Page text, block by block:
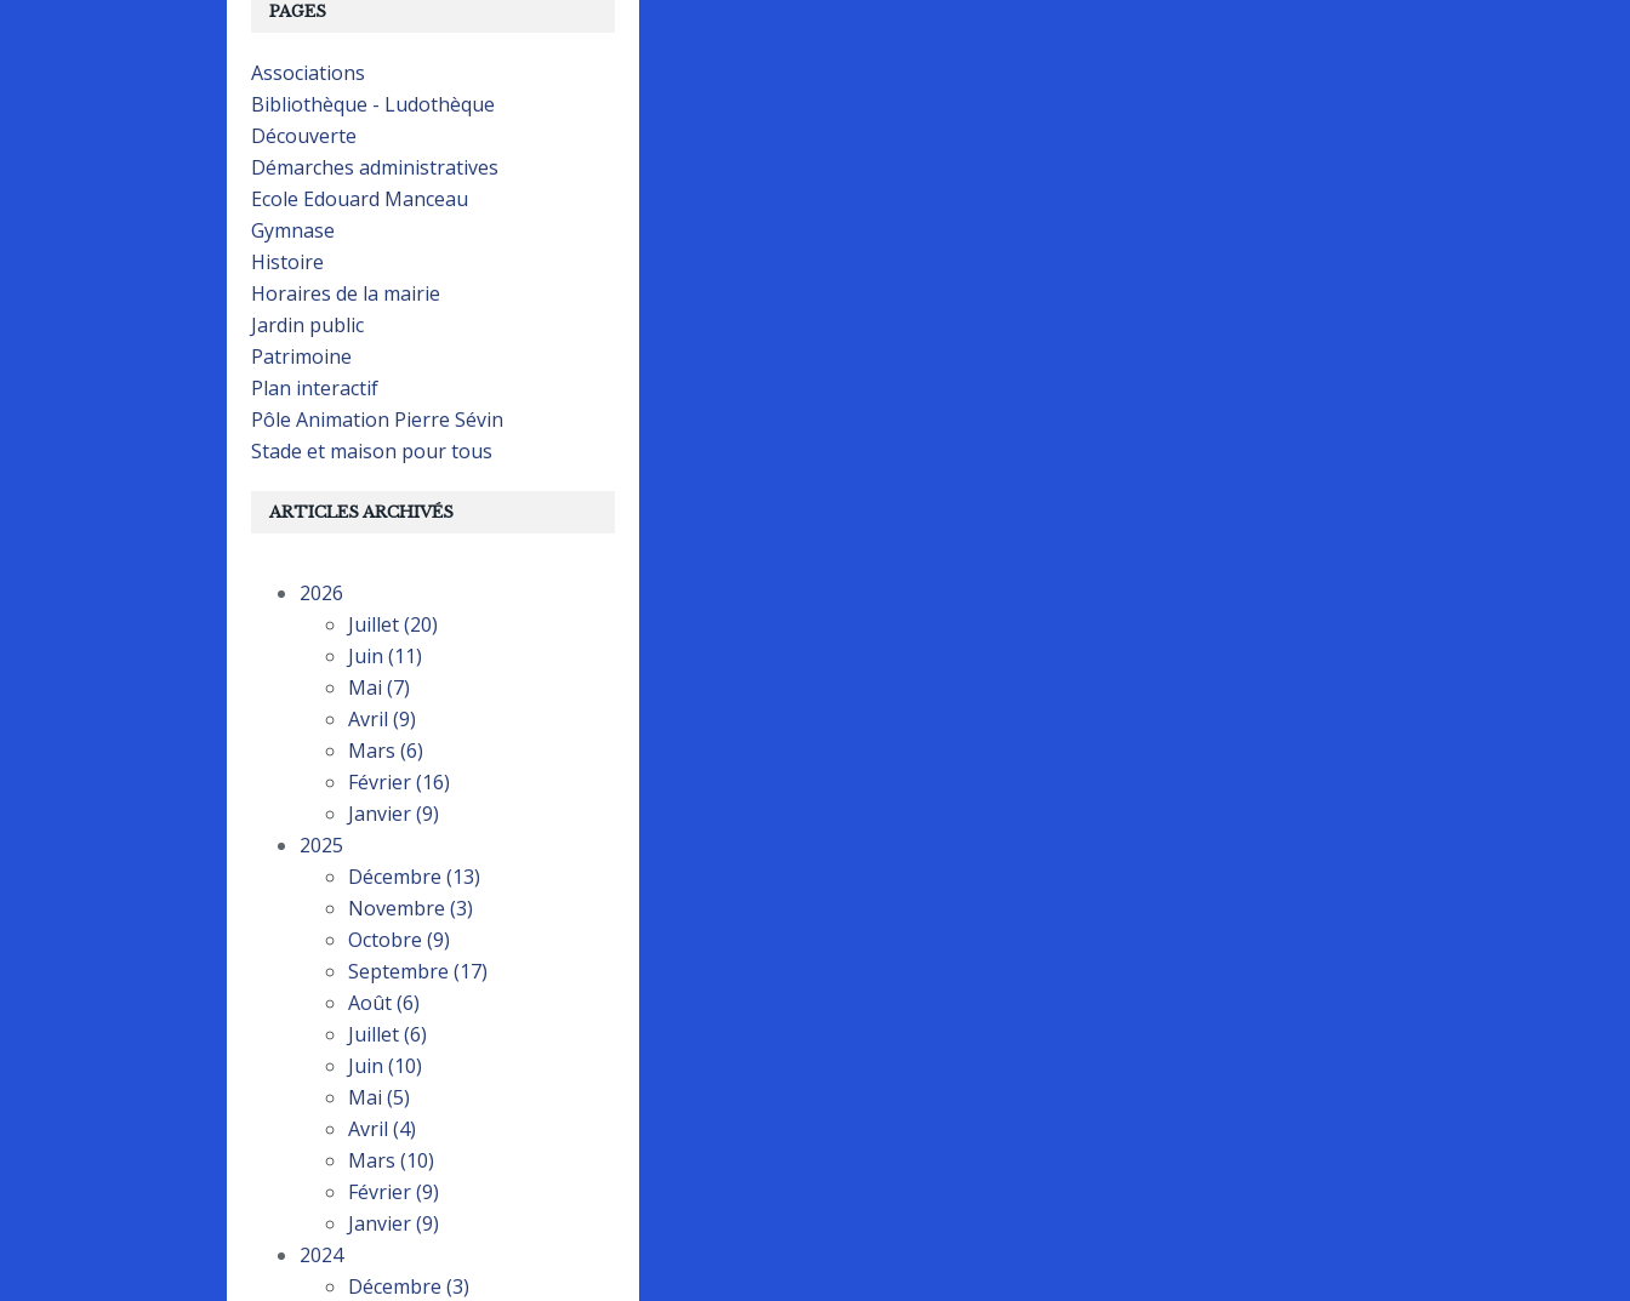
PAGES
Associations
Bibliothèque - Ludothèque
Découverte
Démarches administratives
Ecole Edouard Manceau
Gymnase
Histoire
Horaires de la mairie
Jardin public
Patrimoine
Plan interactif
Pôle Animation Pierre Sévin
Stade et maison pour tous
ARTICLES ARCHIVÉS
2026
Juillet(20)
Juin (11)
Mai (7)
Avril (9)
Mars (6)
Février(16)
Janvier(9)
2025
Décembre (13)
Novembre (3)
Octobre (9)
Septembre (17)
Août(6)
Juillet(6)
Juin (10)
Mai (5)
Avril (4)
Mars (10)
Février(9)
Janvier(9)
2024
Décembre (3)